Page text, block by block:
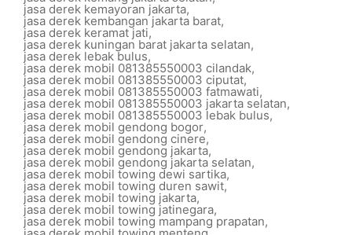
jasa derek kemayoran jakarta,
jasa derek kembangan jakarta barat,
jasa derek keramat jati,
jasa derek kuningan barat jakarta selatan,
jasa derek lebak bulus,
jasa derek mobil 081385550003 cilandak,
jasa derek mobil 081385550003 ciputat,
jasa derek mobil 081385550003 fatmawati,
jasa derek mobil 081385550003 jakarta selatan,
jasa derek mobil 081385550003 lebak bulus,
jasa derek mobil gendong bogor,
jasa derek mobil gendong cinere,
jasa derek mobil gendong jakarta,
jasa derek mobil gendong jakarta selatan,
jasa derek mobil towing dewi sartika,
jasa derek mobil towing duren sawit,
jasa derek mobil towing jakarta,
jasa derek mobil towing jatinegara,
jasa derek mobil towing mampang prapatan,